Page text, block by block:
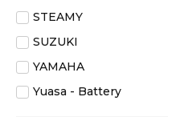
STEAMY
SUZUKI
YAMAHA
Yuasa - Battery